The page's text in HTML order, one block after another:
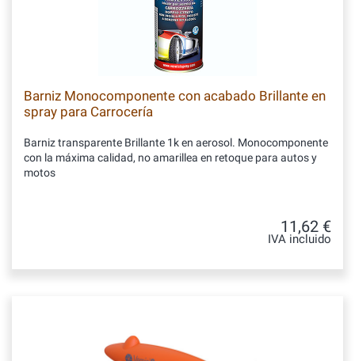
Barniz Monocomponente con acabado Brillante en
spray para Carrocería
Barniz transparente Brillante 1k en aerosol. Monocomponente
con la máxima calidad, no amarillea en retoque para autos y
motos
11,62 €
IVA incluido